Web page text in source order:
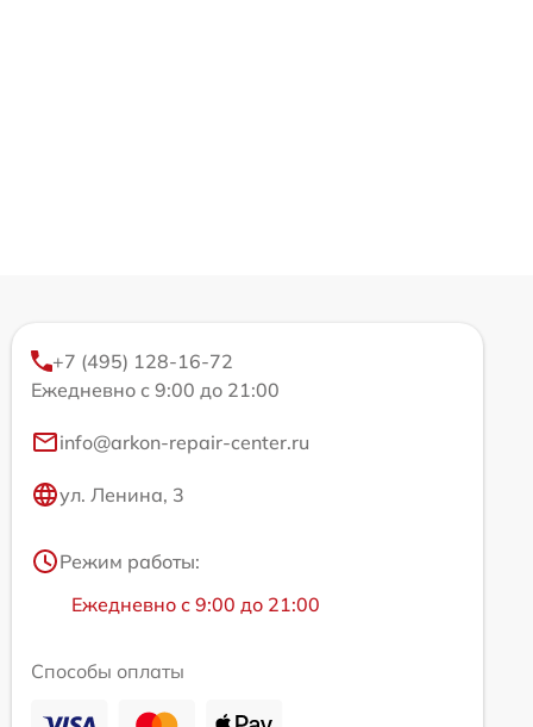
+7 (495) 128-16-72
Ежедневно с 9:00 до 21:00
info@arkon-repair-center.ru
ул. Ленина, 3
Режим работы:
Ежедневно с 9:00 до 21:00
Способы оплаты